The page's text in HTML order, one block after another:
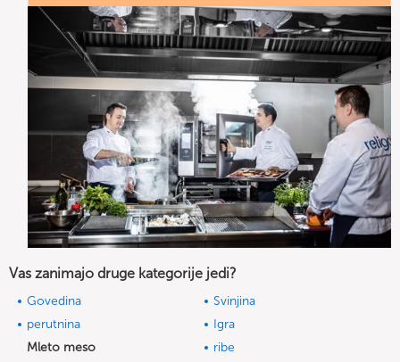
Vas zanimajo druge kategorije jedi?
Govedina
Svinjina
perutnina
Igra
Mleto meso
ribe